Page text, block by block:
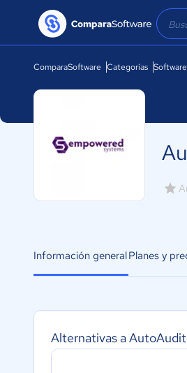
ComparaSoftware Categorías
Información generalPlanes y
Alternativas a